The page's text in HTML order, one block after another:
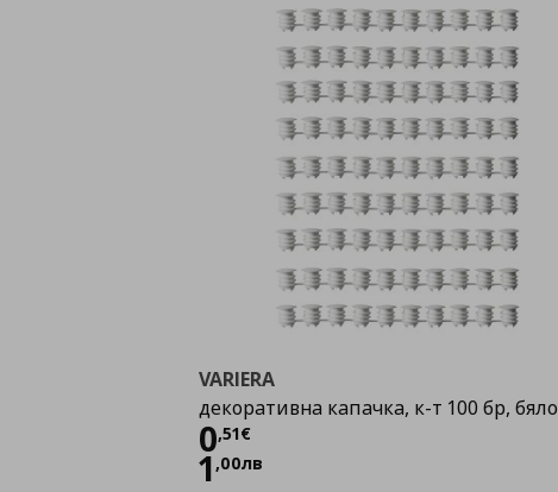
VARIERA
декоративна капачка, к-т 100 бр, бяло
0,51€
Цена
1,00лв